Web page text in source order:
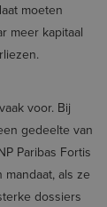
moeten
meer kapitaal
voor. Bij
gedeelte van
Paribas Fortis
als ze
dossiers